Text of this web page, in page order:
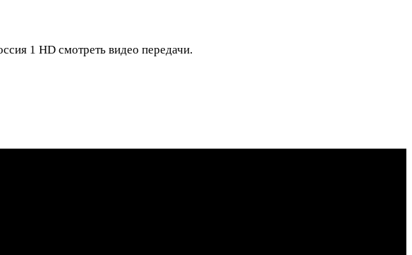
1 HD смотреть видео передачи.